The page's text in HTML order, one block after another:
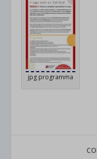
jpg programma